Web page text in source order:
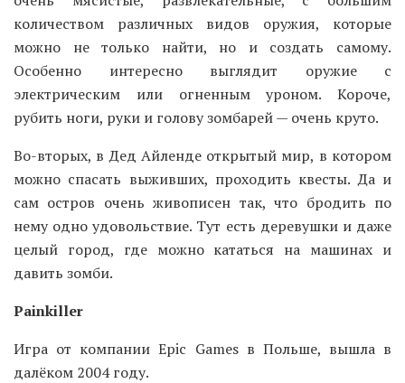
количеством различных видов оружия, которые
можно не только найти, но и создать самому.
Особенно интересно выглядит оружие с
электрическим или огненным уроном. Короче,
рубить ноги, руки и голову зомбарей — очень круто.
Во-вторых, в Дед Айленде открытый мир, в котором
можно спасать выживших, проходить квесты. Да и
сам остров очень живописен так, что бродить по
нему одно удовольствие. Тут есть деревушки и даже
целый город, где можно кататься на машинах и
давить зомби.
Painkiller
Игра от компании Epic Games в Польше, вышла в
далёком 2004 году.